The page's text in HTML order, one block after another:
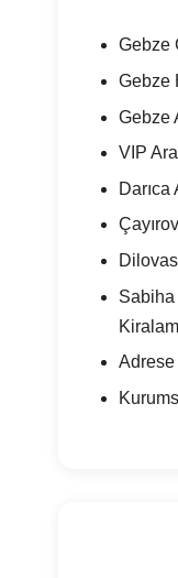
Gebze
Gebze
Gebze
VIP
Sabiha
Adrese